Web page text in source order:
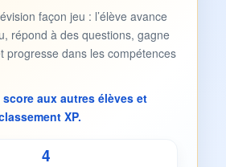
façon jeu : l’élève avance
répond à des questions, gagne
progresse dans les compétences
aux autres élèves et
XP.
4